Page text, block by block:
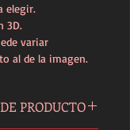
elegir.
3D.
variar
al de la imagen.
PRODUCTO